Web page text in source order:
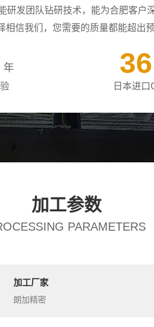
发团队钻研技术，能为合肥客户
信我们，您需要的质量都能超出预
年 36
日本进口
加工参数
PARAMETERS
加工厂家
朗加精密